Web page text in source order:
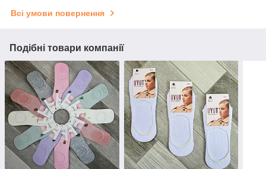
Всі умови повернення
Подібні товари компанії